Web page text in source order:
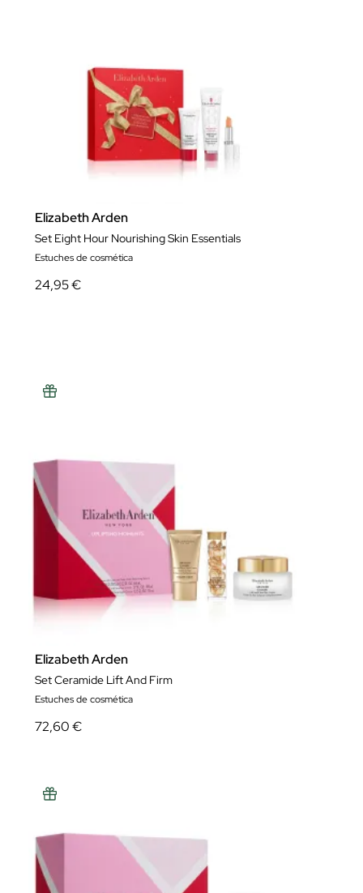
Elizabeth Arden
Set Eight Hour Nourishing Skin Essentials
Estuches de cosmética
24,95 €
Elizabeth Arden
Set Ceramide Lift And Firm
Estuches de cosmética
72,60 €